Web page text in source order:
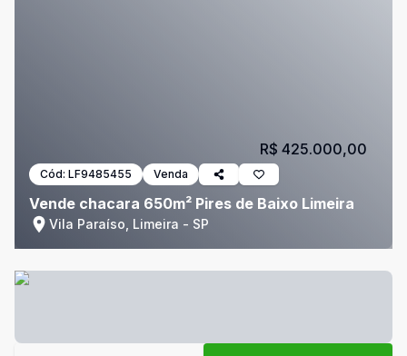
Cód: LF9485455 Venda
Vende chacara 650m² Pires de Baixo Limeira
Vila Paraíso, Limeira - SP
R$ 425.000,00